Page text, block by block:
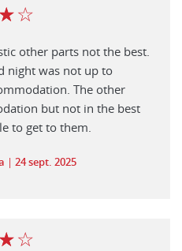
☆☆
other parts not the best.
night was not up to
The other
but not in the best
to get to them.
24 sept. 2025
☆☆